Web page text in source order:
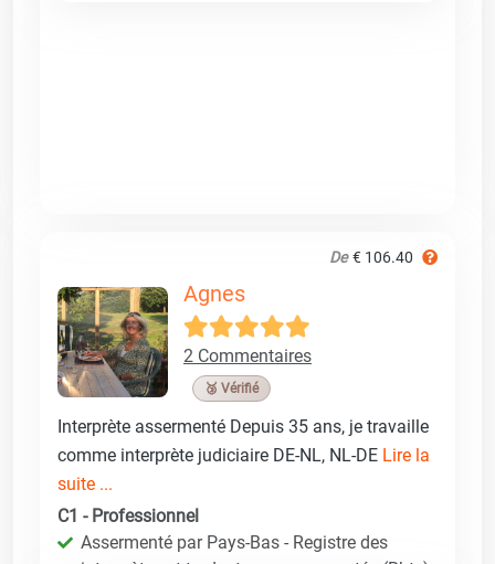
De € 106.40
Agnes
2 Commentaires
🥉 Vérifié
Interprète assermenté Depuis 35 ans, je travaille
comme interprète judiciaire DE-NL, NL-DE Lire la
suite ...
C1 - Professionnel
Assermenté par Pays-Bas - Registre des